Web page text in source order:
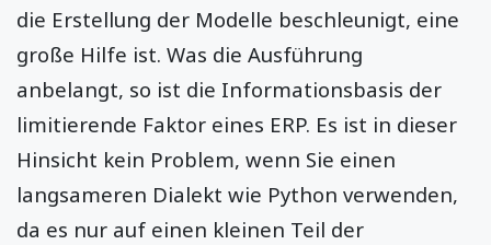
die Erstellung der Modelle beschleunigt, eine
große Hilfe ist. Was die Ausführung
anbelangt, so ist die Informationsbasis der
limitierende Faktor eines ERP. Es ist in dieser
Hinsicht kein Problem, wenn Sie einen
langsameren Dialekt wie Python verwenden,
da es nur auf einen kleinen Teil der